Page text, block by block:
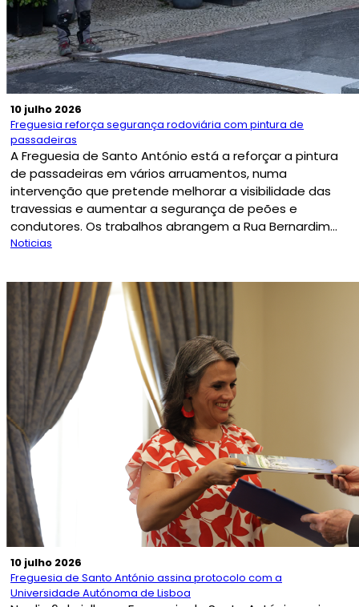
10 julho 2026
Freguesia reforça segurança rodoviária com pintura de
passadeiras
A Freguesia de Santo António está a reforçar a pintura
de passadeiras em vários arruamentos, numa
intervenção que pretende melhorar a visibilidade das
travessias e aumentar a segurança de peões e
condutores. Os trabalhos abrangem a Rua Bernardim...
Noticias
10 julho 2026
Freguesia de Santo António assina protocolo com a
Universidade Autónoma de Lisboa